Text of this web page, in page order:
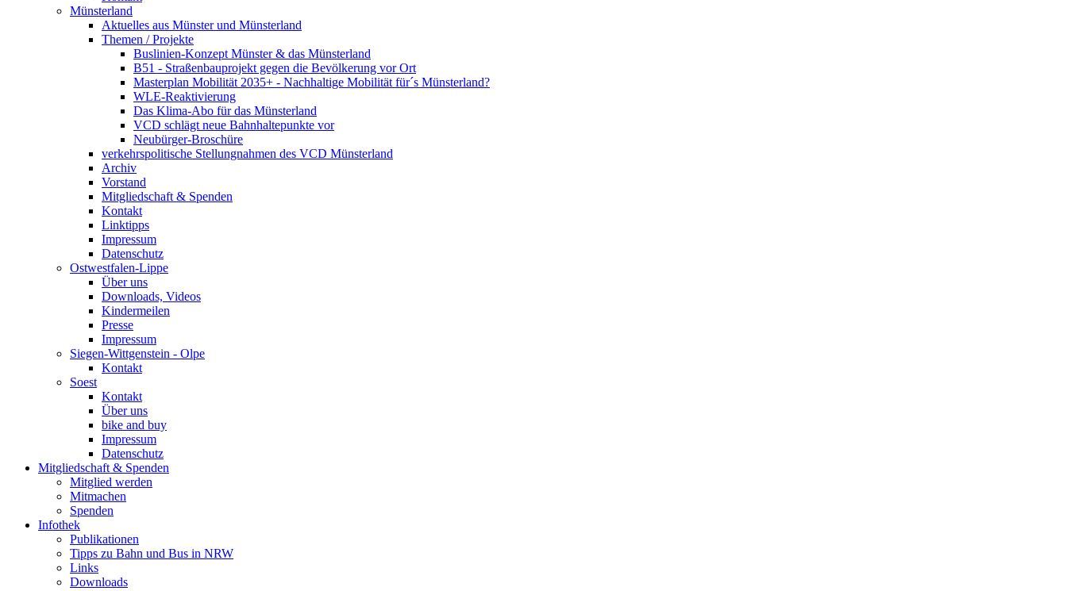
Münsterland
Aktuelles aus Münster und Münsterland
Themen / Projekte
Buslinien-Konzept Münster & das Münsterland
B51 - Straßenbauprojekt gegen die Bevölkerung vor Ort
Masterplan Mobilität 2035+ - Nachhaltige Mobilität für´s Münsterland?
WLE-Reaktivierung
Das Klima-Abo für das Münsterland
VCD schlägt neue Bahnhaltepunkte vor
Neubürger-Broschüre
verkehrspolitische Stellungnahmen des VCD Münsterland
Archiv
Vorstand
Mitgliedschaft & Spenden
Kontakt
Linktipps
Impressum
Datenschutz
Ostwestfalen-Lippe
Über uns
Downloads, Videos
Kindermeilen
Presse
Impressum
Siegen-Wittgenstein - Olpe
Kontakt
Soest
Kontakt
Über uns
bike and buy
Impressum
Datenschutz
Mitgliedschaft & Spenden
Mitglied werden
Mitmachen
Spenden
Infothek
Publikationen
Tipps zu Bahn und Bus in NRW
Links
Downloads